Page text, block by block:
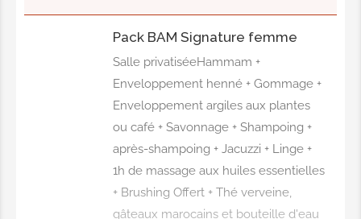
Pack BAM Signature femme
Salle privatiséeHammam +
Enveloppement henné + Gommage +
Enveloppement argiles aux plantes
ou café + Savonnage + Shampoing +
après-shampoing + Jacuzzi + Linge +
1h de massage aux huiles essentielles
+ Brushing Offert + Thé verveine,
gâteaux marocains et bouteille d'eau